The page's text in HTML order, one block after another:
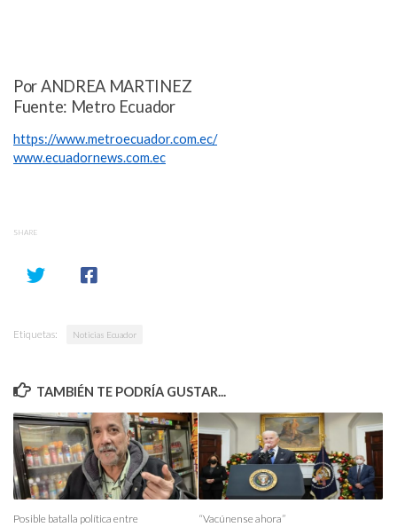
Por ANDREA MARTINEZ
Fuente: Metro Ecuador
https://www.metroecuador.com.ec/
www.ecuadornews.com.ec
SHARE
Etiquetas: Noticias Ecuador
TAMBIÉN TE PODRÍA GUSTAR...
Posible batalla política entre
“Vacúnense ahora”